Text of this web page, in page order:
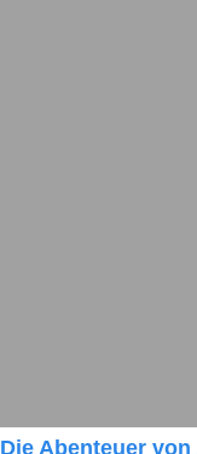
Die Abenteuer